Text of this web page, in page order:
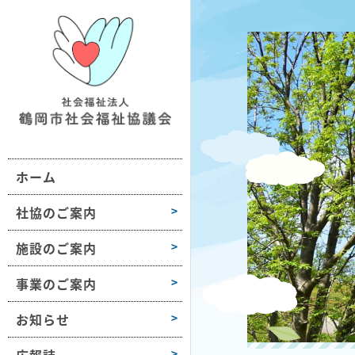
ホーム
社協のご案内
社協について
織図・沿革
施設のご案内
1学区
3学区
4学区
5学区
山
浦
事業のご案内
域の福祉活動支援
ランティア活動支援
齢者や障害のある方への支援
護保険サービス
がい福祉サービス
金活動
お知らせ
業所情報
種様式
ラセンだより